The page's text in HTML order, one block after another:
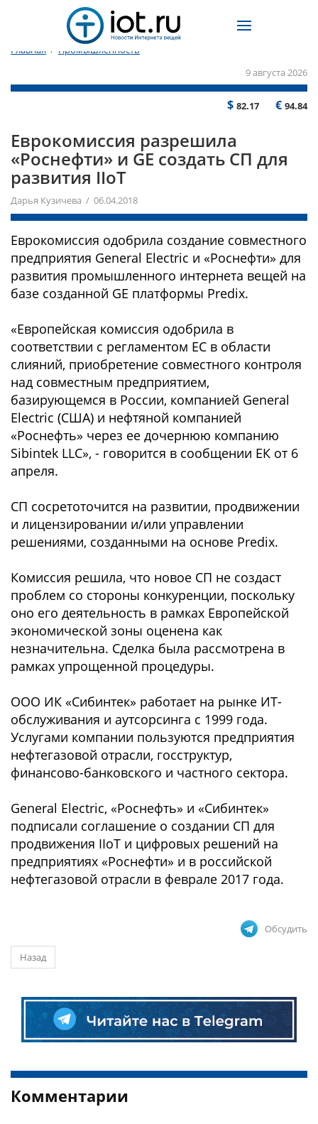
Главная / Промышленность
9 августа 2026
$ 82.17 € 94.84
Еврокомиссия разрешила
«Роснефти» и GE создать СП для
развития IIoT
Дарья Кузичева / 06.04.2018
Еврокомиссия одобрила создание совместного
предприятия General Electric и «Роснефти» для
развития промышленного интернета вещей на
базе созданной GE платформы Predix.
«Европейская комиссия одобрила в
соответствии с регламентом ЕС в области
слияний, приобретение совместного контроля
над совместным предприятием,
базирующемся в России, компанией General
Electric (США) и нефтяной компанией
«Роснефть» через ее дочернюю компанию
Sibintek LLC», - говорится в сообщении ЕК от 6
апреля.
СП сосретоточится на развитии, продвижении
и лицензировании и/или управлении
решениями, созданными на основе Predix.
Комиссия решила, что новое СП не создаст
проблем со стороны конкуренции, поскольку
оно его деятельность в рамках Европейской
экономической зоны оценена как
незначительна. Сделка была рассмотрена в
рамках упрощенной процедуры.
ООО ИК «Сибинтек» работает на рынке ИТ-
обслуживания и аутсорсинга с 1999 года.
Услугами компании пользуются предприятия
нефтегазовой отрасли, госструктур,
финансово-банковского и частного сектора.
General Electric, «Роснефть» и «Сибинтек»
подписали соглашение о создании СП для
продвижения IIoT и цифровых решений на
предприятиях «Роснефти» и в российской
нефтегазовой отрасли в феврале 2017 года.
Обсудить
Назад
Комментарии